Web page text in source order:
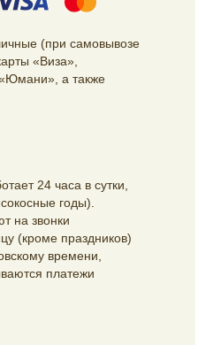
(при самовывозе
«Виза»,
а также
24 часа в сутки,
годы).
на звонки
(кроме праздников)
времени,
платежи